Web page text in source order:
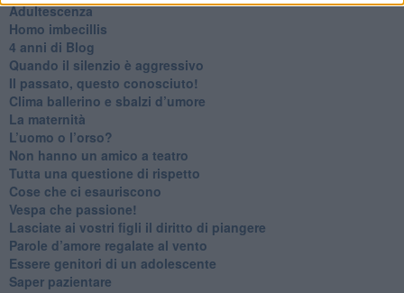
Adultescenza
Homo imbecillis
​4 anni di Blog
Quando il silenzio è aggressivo
​Il passato, questo conosciuto!
​Clima ballerino e sbalzi d’umore
La maternità
​L’uomo o l’orso?
Non hanno un amico a teatro​
​Tutta una questione di rispetto
​Cose che ci esauriscono
​Vespa che passione!
​Lasciate ai vostri figli il diritto di piangere
​Parole d’amore regalate al vento
​Essere genitori di un adolescente
​Saper pazientare